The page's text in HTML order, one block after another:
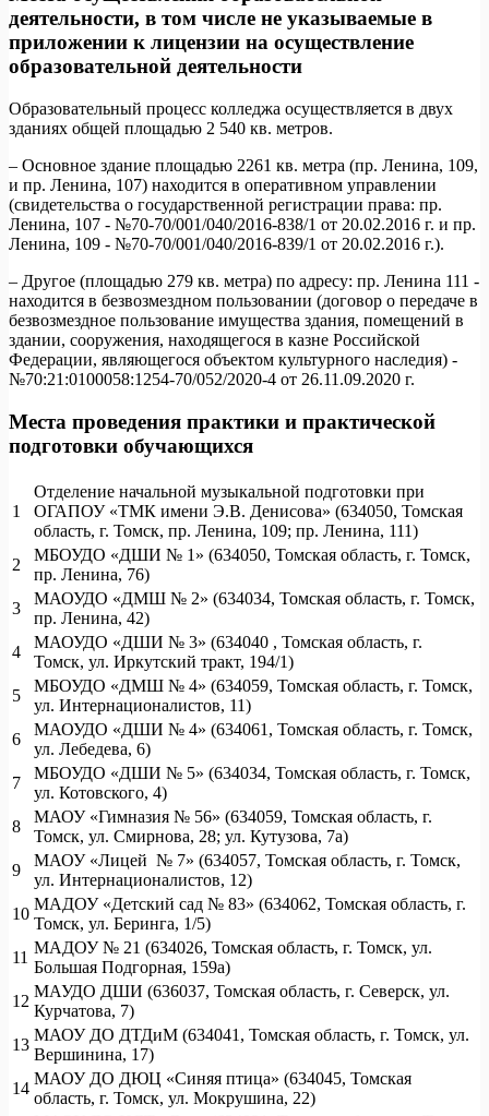
деятельности, в том числе не указываемые в
приложении к лицензии на осуществление
образовательной деятельности
Образовательный процесс колледжа осуществляется в двух
зданиях общей площадью 2 540 кв. метров.
– Основное здание площадью 2261 кв. метра (пр. Ленина, 109,
и пр. Ленина, 107) находится в оперативном управлении
(свидетельства о государственной регистрации права: пр.
Ленина, 107 - №70-70/001/040/2016-838/1 от 20.02.2016 г. и пр.
Ленина, 109 - №70-70/001/040/2016-839/1 от 20.02.2016 г.).
– Другое (площадью 279 кв. метра) по адресу: пр. Ленина 111 -
находится в безвозмездном пользовании (договор о передаче в
безвозмездное пользование имущества здания, помещений в
здании, сооружения, находящегося в казне Российской
Федерации, являющегося объектом культурного наследия) -
№70:21:0100058:1254-70/052/2020-4 от 26.11.09.2020 г.
Места проведения практики и практической
подготовки обучающихся
1
Отделение начальной музыкальной подготовки при
ОГАПОУ «ТМК имени Э.В. Денисова» (634050, Томская
область, г. Томск, пр. Ленина, 109; пр. Ленина, 111)
2
МБОУДО «ДШИ № 1» (634050, Томская область, г. Томск,
пр. Ленина, 76)
3
МАОУДО «ДМШ № 2» (634034, Томская область, г. Томск,
пр. Ленина, 42)
4
МАОУДО «ДШИ № 3» (634040 , Томская область, г.
Томск, ул. Иркутский тракт, 194/1)
5
МБОУДО «ДМШ № 4» (634059, Томская область, г. Томск,
ул. Интернационалистов, 11)
6
МАОУДО «ДШИ № 4» (634061, Томская область, г. Томск,
ул. Лебедева, 6)
7
МБОУДО «ДШИ № 5» (634034, Томская область, г. Томск,
ул. Котовского, 4)
8
МАОУ «Гимназия № 56» (634059, Томская область, г.
Томск, ул. Смирнова, 28; ул. Кутузова, 7а)
9
МАОУ «Лицей № 7» (634057, Томская область, г. Томск,
ул. Интернационалистов, 12)
10
МАДОУ «Детский сад № 83» (634062, Томская область, г.
Томск, ул. Беринга, 1/5)
11
МАДОУ № 21 (634026, Томская область, г. Томск, ул.
Большая Подгорная, 159а)
12
МАУДО ДШИ (636037, Томская область, г. Северск, ул.
Курчатова, 7)
13
МАОУ ДО ДТДиМ (634041, Томская область, г. Томск, ул.
Вершинина, 17)
14
МАОУ ДО ДЮЦ «Синяя птица» (634045, Томская
область, г. Томск, ул. Мокрушина, 22)